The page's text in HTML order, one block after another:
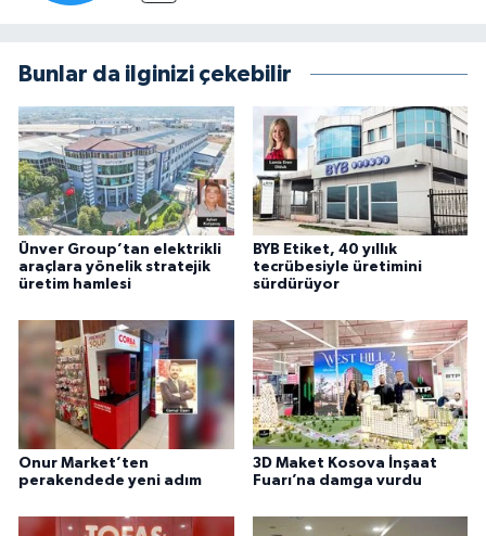
Bunlar da ilginizi çekebilir
Ünver Group’tan elektrikli
araçlara yönelik stratejik
üretim hamlesi
BYB Etiket, 40 yıllık
tecrübesiyle üretimini
sürdürüyor
Onur Market’ten
perakendede yeni adım
3D Maket Kosova İnşaat
Fuarı’na damga vurdu